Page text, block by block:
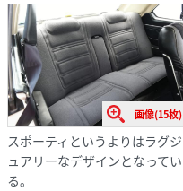
画像(15枚)
スポーティというよりはラグジ
ュアリーなデザインとなってい
る。